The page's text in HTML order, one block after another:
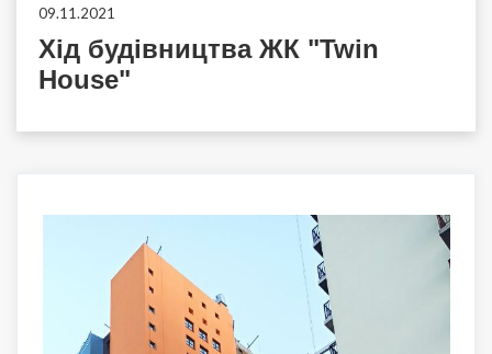
09.11.2021
Хід будівництва ЖК "Twin
House"